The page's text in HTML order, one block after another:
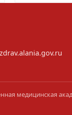
медицинская